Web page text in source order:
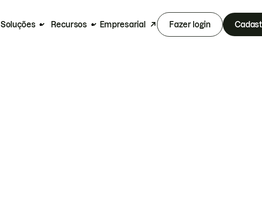
Soluções Recursos Empresarial Fazer login